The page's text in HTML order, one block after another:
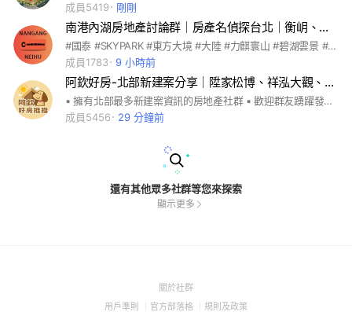
成員5419
剛剛
南港內湖房地產討論群｜房產名偵探台北｜衡岄、豐琙、南港之星、湖芯AIT、展宜本植、碧湖泱玥、日麗
#國泰 #SKYPARK #東方大境 #大陸 #力麒寰山 #碧湖雲景 #南港 #南港展覽館 #板南線 #文湖線 #雙捷運 #漢來飯店#南港軟體園區 #大陸 #經貿園區 #經貿 #國協天玥 #新聯陽 #首泰 #首泰大喆 #全陽 #全陽馥 #世界明珠 #Citylink #元利 #璞真 #聯勤 #r13 #新聯陽 #璞園 #甲山林 #愛山林 #海悅 #創意家 #台電 #北流 #南港之星 #潤泰 #友座 #南港明珠 #預售案 #預售 #賞屋 #看房 #討論 #交流 #早鳥 #甲桂林 #信義代銷 #內湖 #力麒 #三豐 #廣宇江南 #基泰碧湖 #聖德福 #長虹 #華固 #碧湖 #碧湖文森 #山釀 #買房
成員1783
9 小時前
阿欽好房-北部新建案分享｜陞家松博、祥泓大觀、文心月月、敦陽擎天、民生素晴、南港之星、瓏山林上城苑
▪ 擁有北部最多新建案資訊的房地產社群 ▪ 歡迎群友踴躍發言交流想法 一個人可以走得快，但一群人才走得遠 🙌 ▪ 阿欽替你篩選優質好建案 記事本會推薦阿欽覺得價格合理的建案 🧐 ▪ 阿欽會盡力協助安排群友「優先賞屋」，讓群友較有機會享有早鳥優惠價格及選到理想戶型 🤩
成員5456
29 分鐘前
還有其他眾多社群等您來探索
顯示更多
關於社群(Open
用戶準則 (Open
官方部落格 (Open
規則及政策(Open